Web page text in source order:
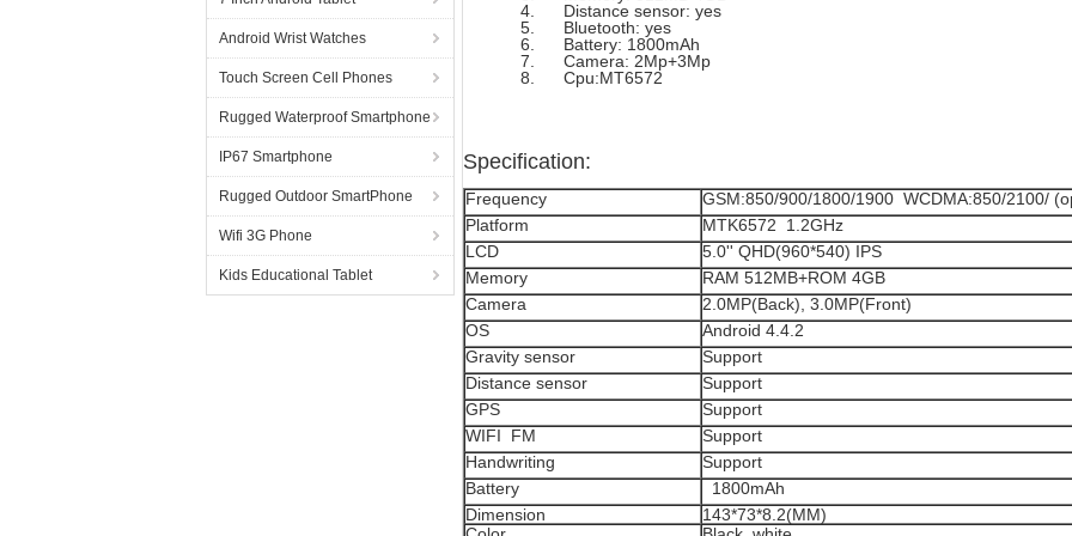
Android Wrist Watches
Touch Screen Cell Phones
Rugged Waterproof Smartphone
IP67 Smartphone
Rugged Outdoor SmartPhone
Wifi 3G Phone
Kids Educational Tablet
4. Distance sensor: yes
5. Bluetooth: yes
6. Battery: 1800mAh
7. Camera: 2Mp+3Mp
8. Cpu:MT6572
Specification:
Frequency
GSM:850/900/1800/1900 WCDMA:850/2100/
Platform
MTK6572 1.2GHz
LCD
5.0'' QHD(960*540) IPS
Memory
RAM 512MB+ROM 4GB
Camera
2.0MP(Back), 3.0MP(Front)
OS
Android 4.4.2
Gravity sensor
Support
Distance sensor
Support
GPS
Support
WIFI FM
Support
Handwriting
Support
Battery
1800mAh
Dimension
143*73*8.2(MM)